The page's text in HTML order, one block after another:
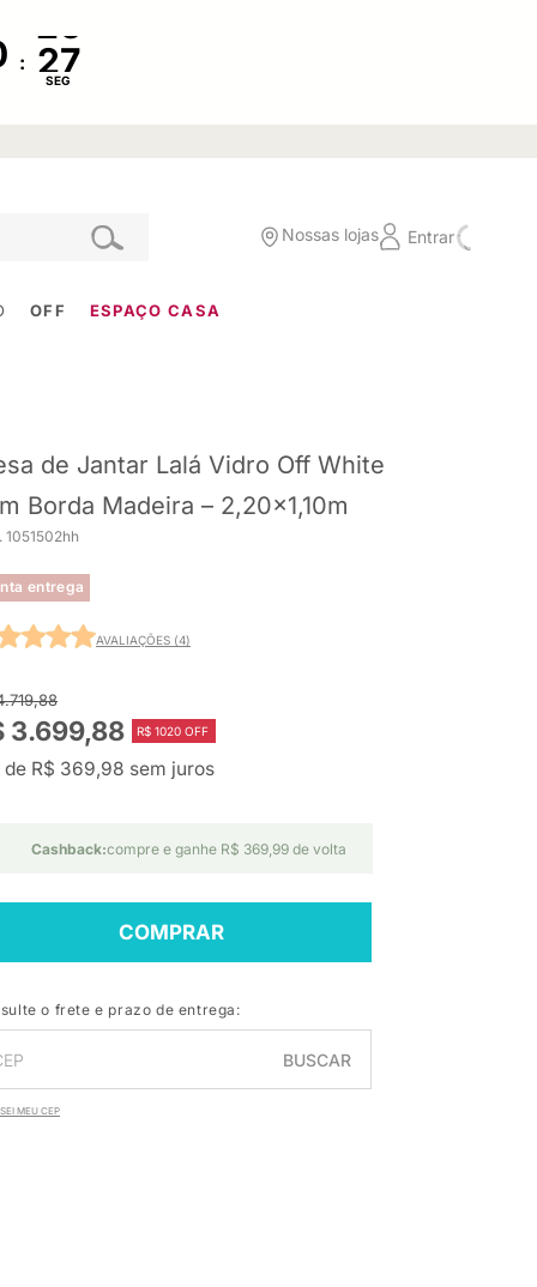
:
SEG
Nossas lojas Entrar
OFF ESPAÇO CASA
de Jantar Lalá Vidro Off White
Borda Madeira – 2,20x1,10m
1051502hh
entrega
AVALIAÇÕES (4)
3.699,88 R$ 1020 OFF
de R$ 369,98 sem juros
Cashback:compre e ganhe R$ 369,99 de volta
COMPRAR
o frete e prazo de entrega:
BUSCAR
MEU CEP